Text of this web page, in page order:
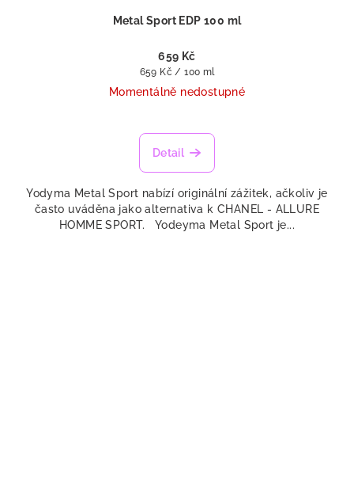
Metal Sport EDP 100 ml
659 Kč
Měrná
cena:
659 Kč / 100 ml
Momentálně nedostupné
hodnocení
produktu
z
5
hvězdiček.
Detail
Yodyma Metal Sport nabízí originální zážitek, ačkoliv je
často uváděna jako alternativa k CHANEL - ALLURE
HOMME SPORT. Yodeyma Metal Sport je...